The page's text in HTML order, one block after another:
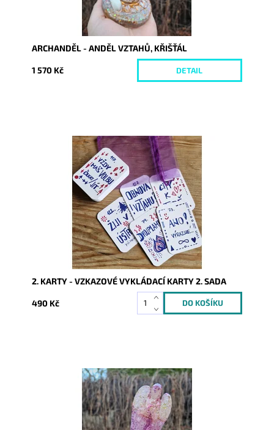
ARCHANDĚL - ANDĚL VZTAHŮ, KŘIŠŤÁL
1 570 Kč DETAIL
Dostupnost:
Skladem
9925
2. KARTY - VZKAZOVÉ VYKLÁDACÍ KARTY 2. SADA
490 Kč
Skladem
10518